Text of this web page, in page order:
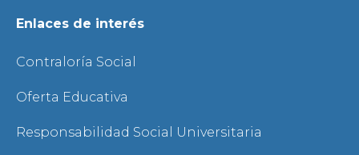
Enlaces de interés
Contraloría Social
Oferta Educativa
Responsabilidad Social Universitaria